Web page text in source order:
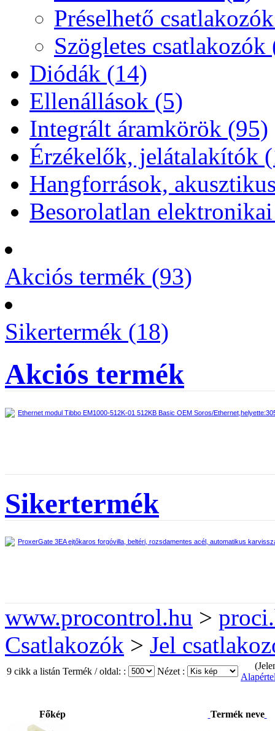
Préselhető
Szögletes csatlakozók
Diódák (14)
Ellenállások (5)
Integrált áramkörök (95)
Érzékelők, jelátalakítók
Hangforrások,
Besorolatlan
Akciós termék (93)
Sikertermék (18)
Akciós termék
Ethernet modul Tibbo EM1000-512K-01 512KB Basic OEM Soros/
Sikertermék
ProxerGate 3EA ejtőkaros forgóvilla, beltéri, rozsdamentes acél, automatikus
www.procontrol.hu >
Csatlakozók > Jel
9 cikk a listán Termék / oldal: : Nézet :
Főkép Termék neve